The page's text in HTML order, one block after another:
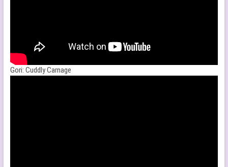
Gori: Cuddly Carnage